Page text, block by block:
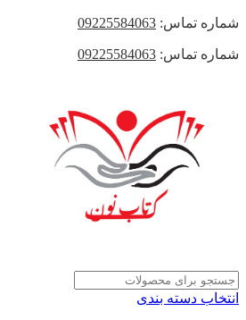
شماره تماس: 09225584063
شماره تماس: 09225584063
انتخاب دسته بندی